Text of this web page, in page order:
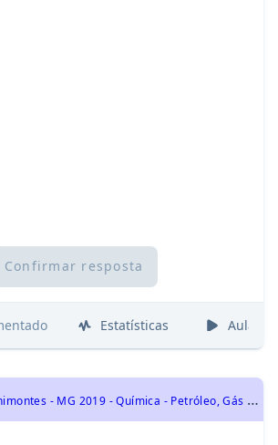
Confirmar resposta
Estatísticas Aulas
U
nimontes - MG 2019 - Química - Petróleo, Gás Natural e Carvão, Madeira, Hulha, Biomassa, Biocombustíveis e Energia Nuclear, Energias Químicas no Cotidiano